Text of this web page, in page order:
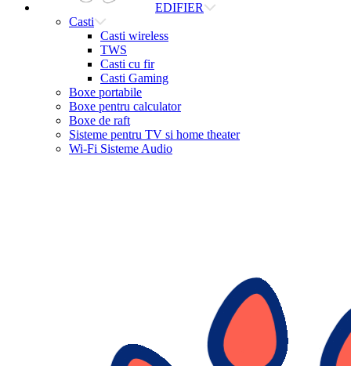
EDIFIER
Casti
Casti wireless
TWS
Casti cu fir
Casti Gaming
Boxe portabile
Boxe pentru calculator
Boxe de raft
Sisteme pentru TV si home theater
Wi-Fi Sisteme Audio